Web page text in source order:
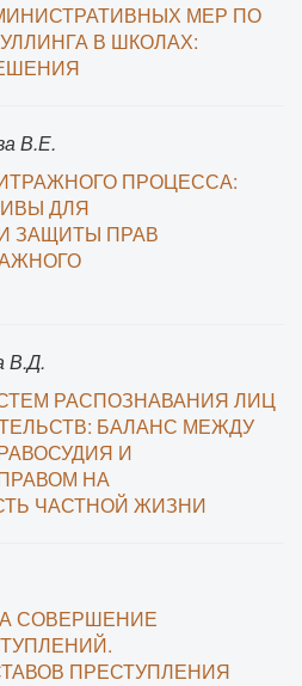
МЕР ПО
В ШКОЛАХ:
В.Е.
ПРОЦЕССА:
ДЛЯ
ЗАЩИТЫ ПРАВ
В.Д.
РАСПОЗНАВАНИЯ ЛИЦ
БАЛАНС МЕЖДУ
И
НА
ЧАСТНОЙ ЖИЗНИ
СОВЕРШЕНИЕ
ПРЕСТУПЛЕНИЯ